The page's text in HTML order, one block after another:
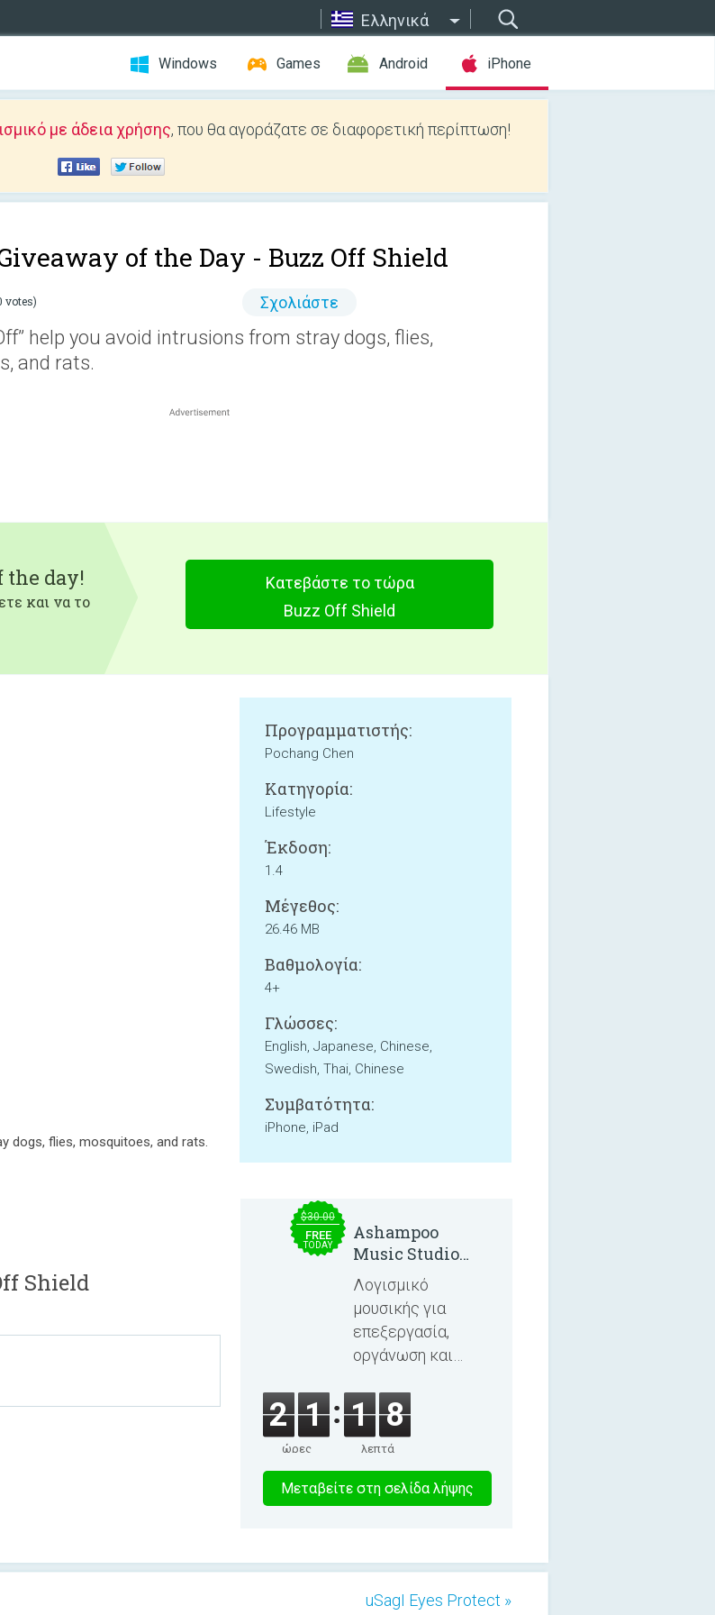
Ελληνικά
Windows Games Android iPhone
με άδεια χρήσης, που θα αγοράζατε σε διαφορετική περίπτωση!
of the Day - Buzz Off Shield
votes) Σχολιάστε
help you avoid intrusions from stray dogs, flies,
and rats.
the day!
και να το
Κατεβάστε το τώρα
Buzz Off Shield
dogs, flies, mosquitoes, and rats.
Προγραμματιστής:
Pochang Chen
Κατηγορία:
Lifestyle
Έκδοση:
1.4
Μέγεθος:
26.46 MB
Βαθμολογία:
4+
Γλώσσες:
English, Japanese, Chinese,
Swedish, Thai, Chinese
Συμβατότητα:
iPhone, iPad
Shield
$30.00
FREE
TODAY
Ashampoo
Music Studio
2025
Λογισμικό
μουσικής για
επεξεργασία,
οργάνωση και
τραγουδιών και
ηχητικών βιβλίων.
2 1
ώρες
1 8
λεπτά
3 3
Μεταβείτε στη σελίδα λήψης
uSagI Eyes Protect »